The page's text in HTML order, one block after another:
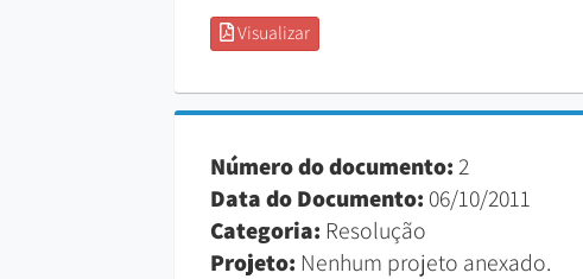
Visualizar
Número do documento:2
Data do Documento: 06/10/2011
Categoria: Resolução
Projeto: Nenhum projeto anexado.